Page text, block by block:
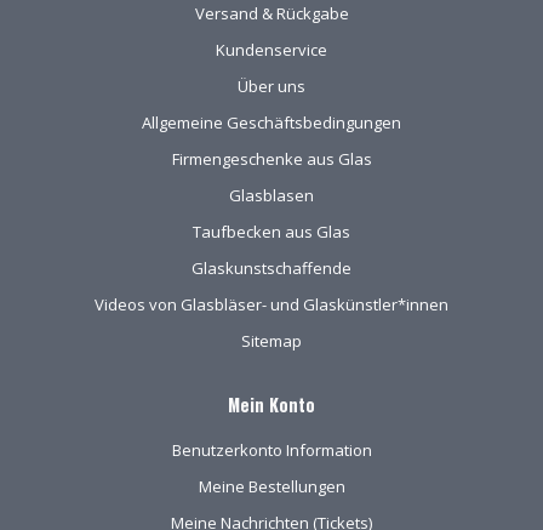
Versand & Rückgabe
Kundenservice
Über uns
Allgemeine Geschäftsbedingungen
Firmengeschenke aus Glas
Glasblasen
Taufbecken aus Glas
Glaskunstschaffende
Videos von Glasbläser- und Glaskünstler*innen
Sitemap
Mein Konto
Benutzerkonto Information
Meine Bestellungen
Meine Nachrichten (Tickets)